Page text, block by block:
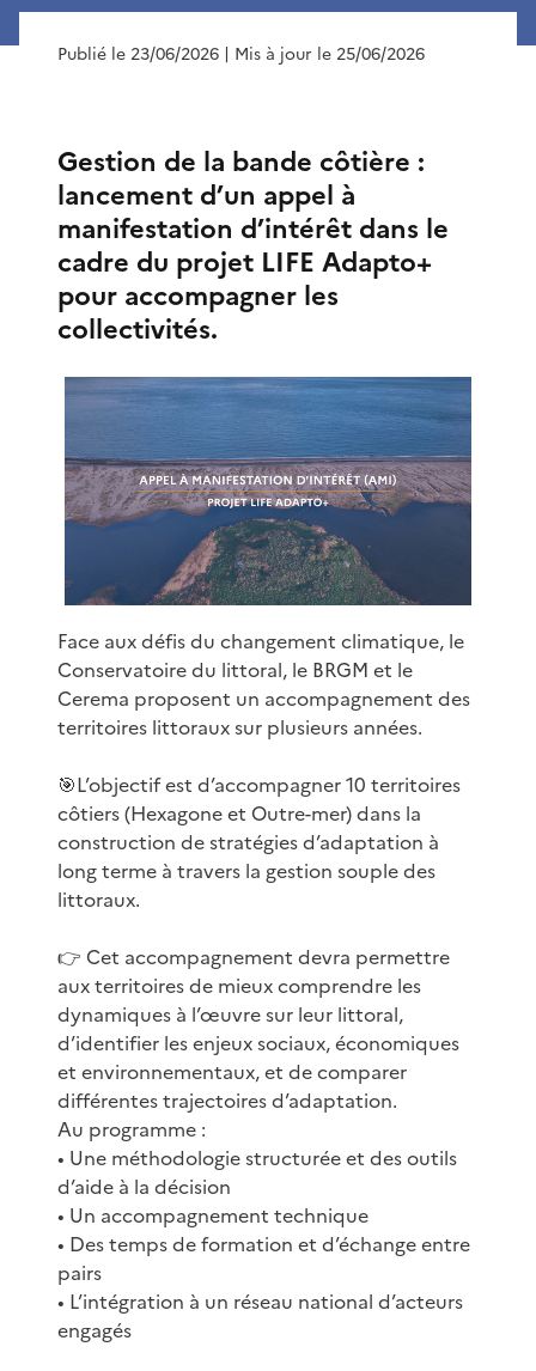
Publié le 23/06/2026 | Mis à jour le 25/06/2026
Gestion de la bande côtière :
lancement d’un appel à
manifestation d’intérêt dans le
cadre du projet LIFE Adapto+
pour accompagner les
collectivités.
Face aux défis du changement climatique, le
Conservatoire du littoral, le BRGM et le
Cerema proposent un accompagnement des
territoires littoraux sur plusieurs années.
🎯L’objectif est d’accompagner 10 territoires
côtiers (Hexagone et Outre-mer) dans la
construction de stratégies d’adaptation à
long terme à travers la gestion souple des
littoraux.
👉 Cet accompagnement devra permettre
aux territoires de mieux comprendre les
dynamiques à l’œuvre sur leur littoral,
d’identifier les enjeux sociaux, économiques
et environnementaux, et de comparer
différentes trajectoires d’adaptation.
Au programme :
• Une méthodologie structurée et des outils
d’aide à la décision
• Un accompagnement technique
• Des temps de formation et d’échange entre
pairs
• L’intégration à un réseau national d’acteurs
engagés